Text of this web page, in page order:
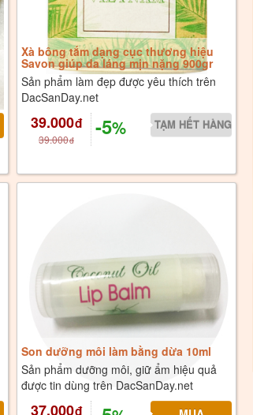
Xà bông tắm dạng cục thương hiệu
Savon giúp da láng mịn nặng 900gr
Sản phẩm làm đẹp được yêu thích trên
DacSanDay.net
39.000đ
39.000đ
-5%
Son dưỡng môi làm bằng dừa 10ml
Sản phẩm dưỡng môi, giữ ẩm hiệu quả
được tin dùng trên DacSanDay.net
37.000đ